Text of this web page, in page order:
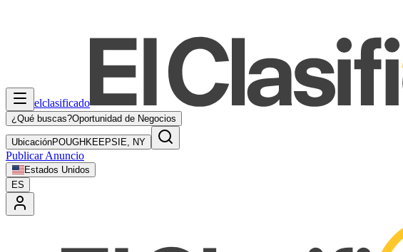
elclasificado
¿Qué buscas?Oportunidad de Negocios
UbicaciónPOUGHKEEPSIE, NY
Publicar Anuncio
Estados Unidos
ES